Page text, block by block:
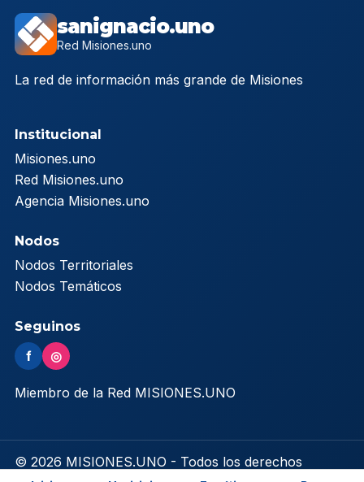
sanignacio.uno
Red Misiones.uno
La red de información más grande de Misiones
Institucional
Misiones.uno
Red Misiones.uno
Agencia Misiones.uno
Nodos
Nodos Territoriales
Nodos Temáticos
Seguinos
f ◎
Miembro de la Red MISIONES.UNO
© 2026 MISIONES.UNO - Todos los derechos
reservados